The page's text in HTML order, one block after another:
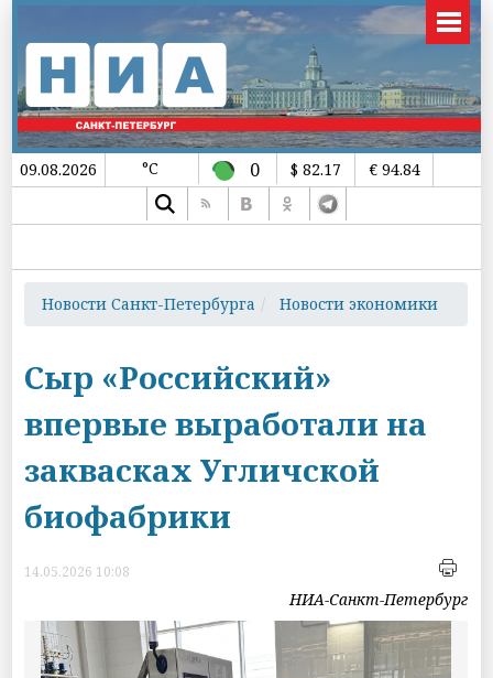
09.08.2026 °C 0 $ 82.17 € 94.84
Новости Санкт-Петербурга Новости экономики
Сыр «Российский»
впервые выработали на
заквасках Угличской
биофабрики
14.05.2026 10:08
НИА-Санкт-Петербург